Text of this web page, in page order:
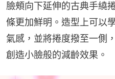
臉頰向下延伸的古典手繞
條更加鮮明。造型上可以
氣感，並將捲度撥至一側
創造小臉般的減齡效果。